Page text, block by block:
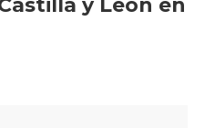
y León en